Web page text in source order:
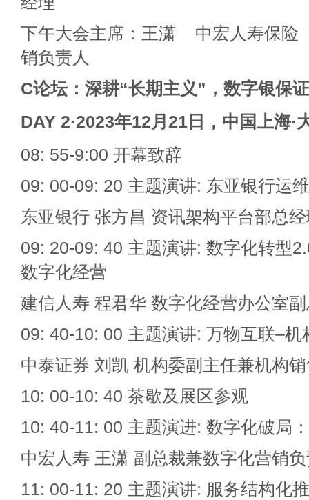
下午大会主席：王潇 中宏人寿保险
销负责人
C论坛：深耕“长期主义”，数字银保
DAY 2·2023年12月21日，中国上海·
08: 55-9:00 开幕致辞
09: 00-09: 20 主题演讲: 东亚银行运
东亚银行 张方昌 资讯架构平台部总
09: 20-09: 40 主题演讲: 数字化转型
数字化经营
建信人寿 程君华 数字化经营办公室
09: 40-10: 00 主题演讲: 万物互联–机
中泰证券 刘凯 机构委副主任兼机构
10: 00-10: 40 茶歇及展区参观
10: 40-11: 00 主题演进: 数字化破局
中宏人寿 王潇 副总裁兼数字化营销
11: 00-11: 20 主题演讲: 服务结构化